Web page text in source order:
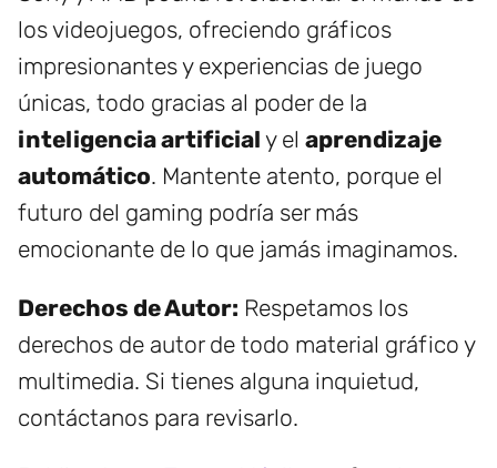
los videojuegos, ofreciendo gráficos
impresionantes y experiencias de juego
únicas, todo gracias al poder de la
inteligencia artificial y el aprendizaje
automático. Mantente atento, porque el
futuro del gaming podría ser más
emocionante de lo que jamás imaginamos.
Derechos de Autor: Respetamos los
derechos de autor de todo material gráfico y
multimedia. Si tienes alguna inquietud,
contáctanos para revisarlo.